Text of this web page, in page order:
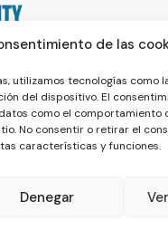
de las
utilizamos tecnologías como
del dispositivo. El
como el comportamiento
No consentir o retirar el
características y funciones.
Denegar